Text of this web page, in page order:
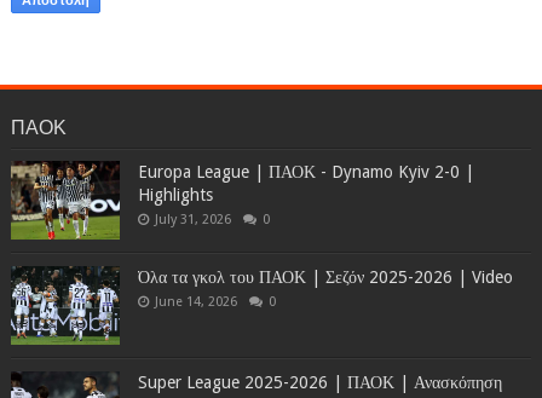
ΠΑΟΚ
Europa League | ΠΑΟΚ - Dynamo Kyiv 2-0 |
Highlights
July 31, 2026 0
Όλα τα γκολ του ΠΑΟΚ | Σεζόν 2025-2026 | Video
June 14, 2026 0
Super League 2025-2026 | ΠΑΟΚ | Ανασκόπηση